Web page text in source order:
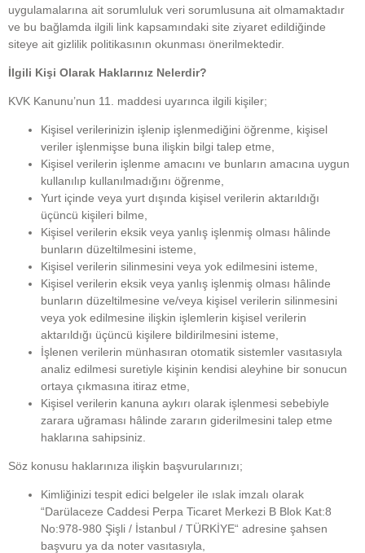
uygulamalarına ait sorumluluk veri sorumlusuna ait olmamaktadır
ve bu bağlamda ilgili link kapsamındaki site ziyaret edildiğinde
siteye ait gizlilik politikasının okunması önerilmektedir.
İlgili Kişi Olarak Haklarınız Nelerdir?
KVK Kanunu’nun 11. maddesi uyarınca ilgili kişiler;
Kişisel verilerinizin işlenip işlenmediğini öğrenme, kişisel
veriler işlenmişse buna ilişkin bilgi talep etme,
Kişisel verilerin işlenme amacını ve bunların amacına uygun
kullanılıp kullanılmadığını öğrenme,
Yurt içinde veya yurt dışında kişisel verilerin aktarıldığı
üçüncü kişileri bilme,
Kişisel verilerin eksik veya yanlış işlenmiş olması hâlinde
bunların düzeltilmesini isteme,
Kişisel verilerin silinmesini veya yok edilmesini isteme,
Kişisel verilerin eksik veya yanlış işlenmiş olması hâlinde
bunların düzeltilmesine ve/veya kişisel verilerin silinmesini
veya yok edilmesine ilişkin işlemlerin kişisel verilerin
aktarıldığı üçüncü kişilere bildirilmesini isteme,
İşlenen verilerin münhasıran otomatik sistemler vasıtasıyla
analiz edilmesi suretiyle kişinin kendisi aleyhine bir sonucun
ortaya çıkmasına itiraz etme,
Kişisel verilerin kanuna aykırı olarak işlenmesi sebebiyle
zarara uğraması hâlinde zararın giderilmesini talep etme
haklarına sahipsiniz.
Söz konusu haklarınıza ilişkin başvurularınızı;
Kimliğinizi tespit edici belgeler ile ıslak imzalı olarak
“Darülaceze Caddesi Perpa Ticaret Merkezi B Blok Kat:8
No:978-980 Şişli / İstanbul / TÜRKİYE“ adresine şahsen
başvuru ya da noter vasıtasıyla,